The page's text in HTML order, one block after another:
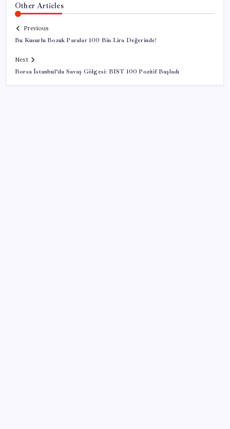
Other Articles
Previous
Bu Kusurlu Bozuk Paralar 100 Bin Lira Değerinde!
Next
Borsa İstanbul’da Savaş Gölgesi: BIST 100 Pozitif Başladı